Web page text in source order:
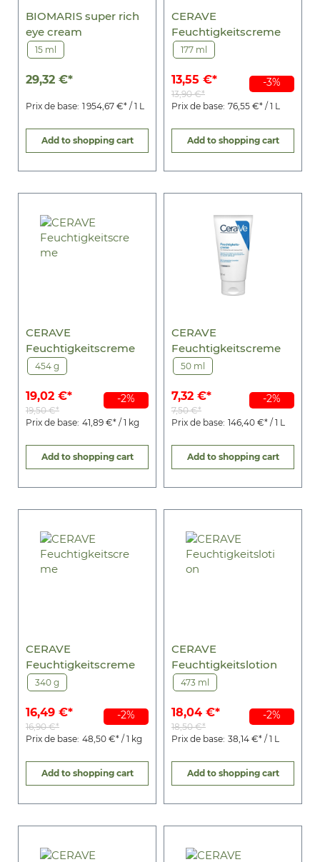
BIOMARIS super rich
eye cream
15 ml
29,32 €*
Prix de base: 1 954,67 €* / 1 L
Add to shopping cart
-3%
CERAVE
Feuchtigkeitscreme
177 ml
13,55 €*
13,90 €*
Prix de base: 76,55 €* / 1 L
Add to shopping cart
-2%
CERAVE
Feuchtigkeitscreme
454 g
19,02 €*
19,50 €*
Prix de base: 41,89 €* / 1 kg
Add to shopping cart
-2%
CERAVE
Feuchtigkeitscreme
50 ml
7,32 €*
7,50 €*
Prix de base: 146,40 €* / 1 L
Add to shopping cart
-2%
CERAVE
Feuchtigkeitscreme
340 g
16,49 €*
16,90 €*
Prix de base: 48,50 €* / 1 kg
Add to shopping cart
-2%
CERAVE
Feuchtigkeitslotion
473 ml
18,04 €*
18,50 €*
Prix de base: 38,14 €* / 1 L
Add to shopping cart